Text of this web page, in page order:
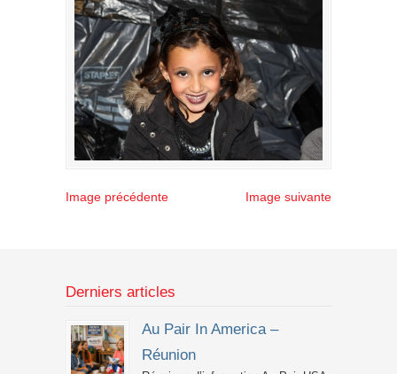
Image précédente Image suivante
Derniers articles
Au Pair In America –
Réunion